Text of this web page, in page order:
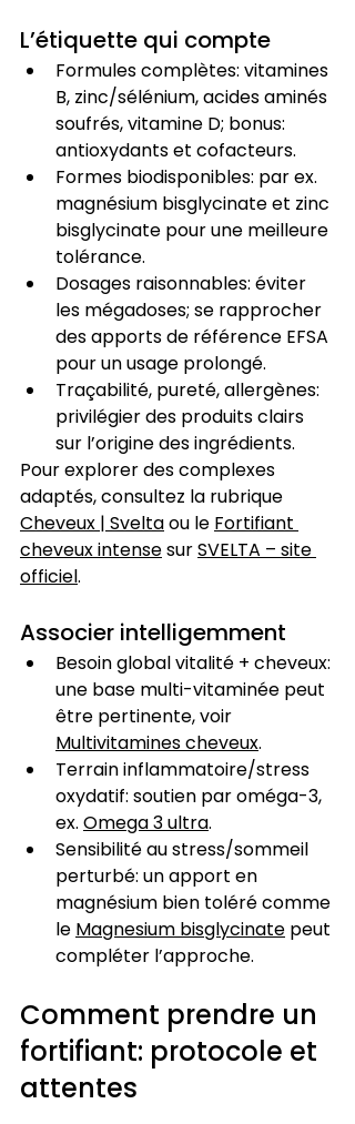
L’étiquette qui compte
Formules complètes: vitamines
B, zinc/sélénium, acides aminés
soufrés, vitamine D; bonus:
antioxydants et cofacteurs.
Formes biodisponibles: par ex.
magnésium bisglycinate et zinc
bisglycinate pour une meilleure
tolérance.
Dosages raisonnables: éviter
les mégadoses; se rapprocher
des apports de référence EFSA
pour un usage prolongé.
Traçabilité, pureté, allergènes:
privilégier des produits clairs
sur l’origine des ingrédients.
Pour explorer des complexes
adaptés, consultez la rubrique
Cheveux | Svelta ou le Fortifiant
cheveux intense sur SVELTA – site
officiel.
Associer intelligemment
Besoin global vitalité + cheveux:
une base multi-vitaminée peut
être pertinente, voir
Multivitamines cheveux.
Terrain inflammatoire/stress
oxydatif: soutien par oméga-3,
ex. Omega 3 ultra.
Sensibilité au stress/sommeil
perturbé: un apport en
magnésium bien toléré comme
le Magnesium bisglycinate peut
compléter l’approche.
Comment prendre un
fortifiant: protocole et
attentes